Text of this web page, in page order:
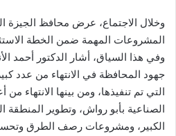
وخلال الاجتماع، عرض محافظ الجيزة
المشروعات المهمة ضمن الخطة
وفي هذا السياق، أشار الدكتور أحمد
جهود المحافظة في الانتهاء من عدد
التي تم تنفيذها، ومن بينها الانتهاء
الصناعية بأبو رواش، وتطوير
الكبير، ومشروعات رصف الطرق